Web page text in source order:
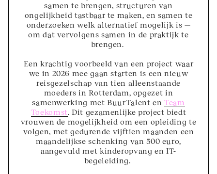
samen te brengen, structuren van
ongelijkheid tastbaar te maken, en samen te
onderzoeken welk alternatief mogelijk is —
om dat vervolgens samen in de praktijk te
brengen.
Een krachtig voorbeeld van een project waar
we in 2026 mee gaan starten is een nieuw
reisgezelschap van tien alleenstaande
moeders in Rotterdam, opgezet in
samenwerking met BuurTalent enTeam
Toekomst. Dit gezamenlijke project biedt
vrouwen de mogelijkheid om een opleiding te
volgen, met gedurende vijftien maanden een
maandelijkse schenking van 500 euro,
aangevuld met kinderopvang en IT-
begeleiding.